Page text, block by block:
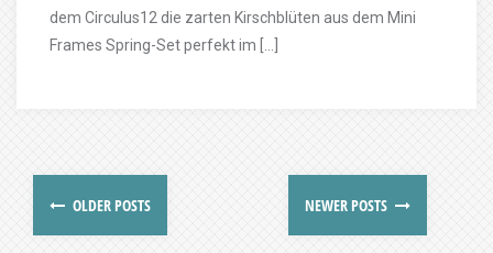
dem Circulus12 die zarten Kirschblüten aus dem Mini
Frames Spring-Set perfekt im […]
OLDER POSTS NEWER POSTS